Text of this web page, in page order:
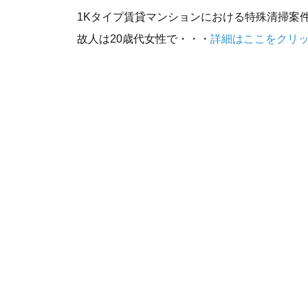
1Kタイプ賃貸マンションにおける特殊清掃案
故人は20歳代女性で・・・ 詳細はここをクリ